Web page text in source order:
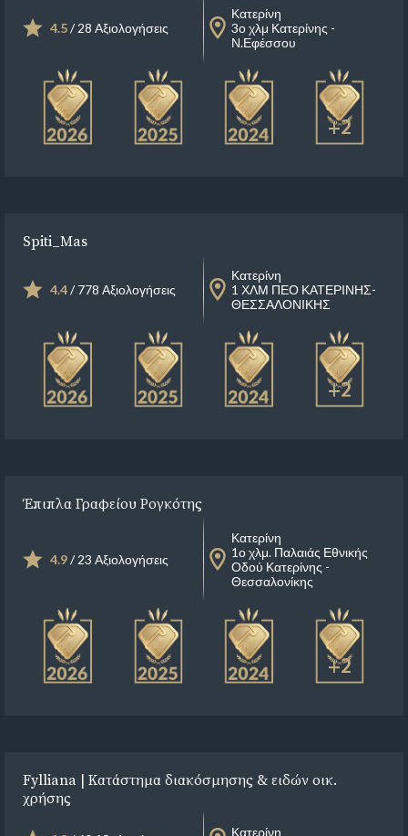
4.5/ 28 Αξιολογήσεις
Κατερίνη
3ο χλμ Κατερίνης -
Ν.Εφέσσου
+2
Spiti_Mas
4.4/ 778 Αξιολογήσεις
Κατερίνη
1 ΧΛΜ ΠΕΟ ΚΑΤΕΡΙΝΗΣ-
ΘΕΣΣΑΛΟΝΙΚΗΣ
+2
Έπιπλα Γραφείου Ρογκότης
4.9/ 23 Αξιολογήσεις
Κατερίνη
1ο χλμ. Παλαιάς Εθνικής
Οδού Κατερίνης -
Θεσσαλονίκης
+2
Fylliana | Κατάστημα διακόσμησης & ειδών οικ.
χρήσης
Κατερίνη